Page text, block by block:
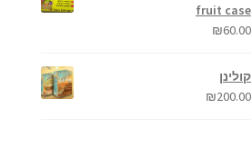
fruit case
₪60.00
קולינן
₪200.00